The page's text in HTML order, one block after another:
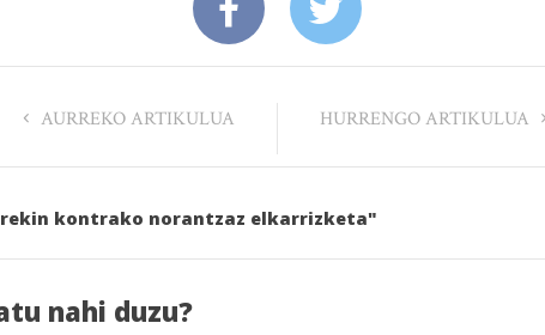
AURREKO ARTIKULUA HURRENGO ARTIKULUA
kontrako norantzaz elkarrizketa"
nahi duzu?